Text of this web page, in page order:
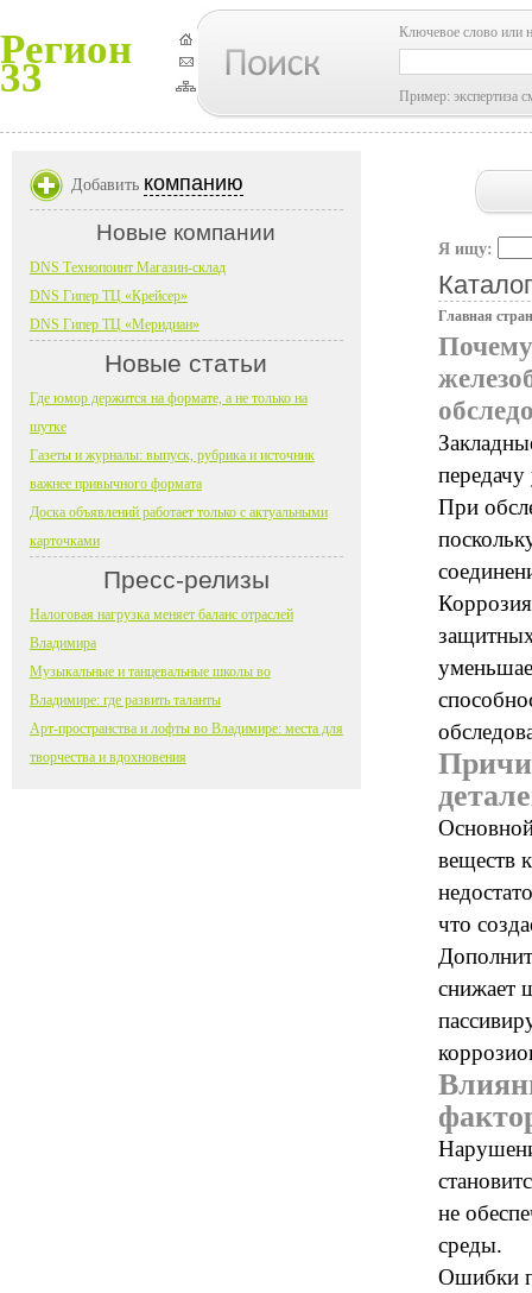
Регион
33
Ключевое слово или
Пример: экспертиза
Я ищу:
Главная
При
веществ
что
снижает
не
среды.
Ошибки
Добавить компанию
Новые компании
DNS Технопоинт Магазин-склад
DNS Гипер ТЦ «Крейсер»
DNS Гипер ТЦ «Меридиан»
Новые статьи
Где юмор держится на формате, а не только на
шутке
Газеты и журналы: выпуск, рубрика и источник
важнее привычного формата
Доска объявлений работает только с актуальными
карточками
Пресс-релизы
Налоговая нагрузка меняет баланс отраслей
Владимира
Музыкальные и танцевальные школы во
Владимире: где развить таланты
Арт-пространства и лофты во Владимире: места для
творчества и вдохновения